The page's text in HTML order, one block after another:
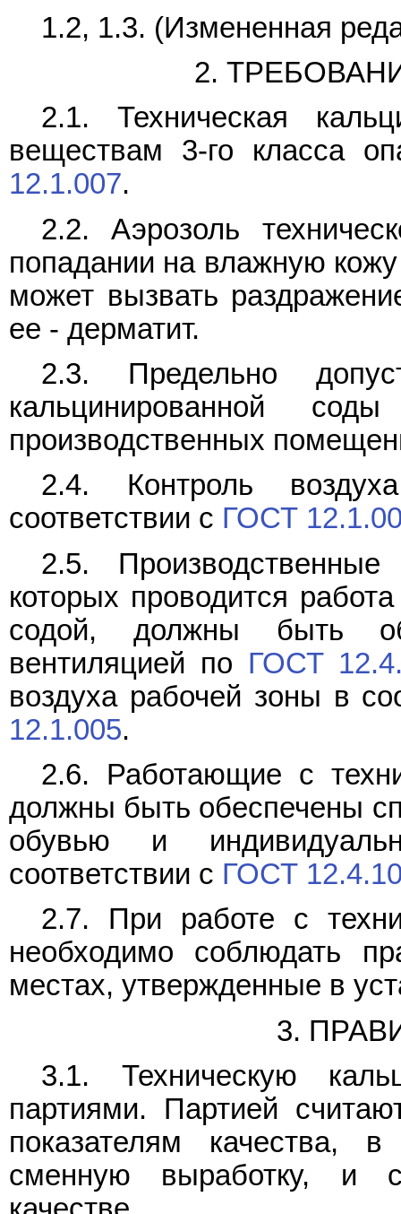
1.2, 1.3. (Измененная
2.
2.1. Техническая
веществам 3-го класса
12.1.007.
2.2. Аэрозоль
попадании на влажную
может вызвать
ее - дерматит.
2.3. Предельно
кальцинированной
производственных
2.4. Контроль
соответствии с ГОСТ
2.5.
которых проводится
содой, должны быть
вентиляцией по ГОСТ
воздуха рабочей зоны в
12.1.005.
2.6. Работающие с
должны быть обеспечены
обувью и
соответствии с ГОСТ
2.7. При работе с
необходимо соблюдать
местах, утвержденные в
3.
3.1. Техническую
партиями. Партией
показателям качества,
сменную выработку, и